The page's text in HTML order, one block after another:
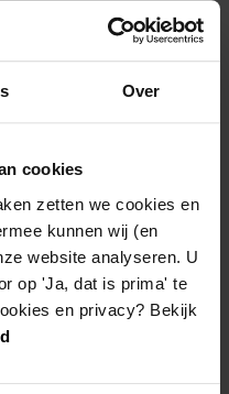
Over
cookies
zetten we cookies en
kunnen wij (en
website analyseren. U
op 'Ja, dat is prima' te
en privacy? Bekijk
aantal zoektips.
aantal zoektips.
het Westfries
deze pagina is het niet
door: